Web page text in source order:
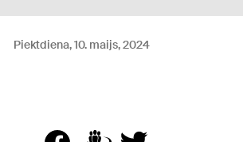
Piektdiena, 10. maijs, 2024